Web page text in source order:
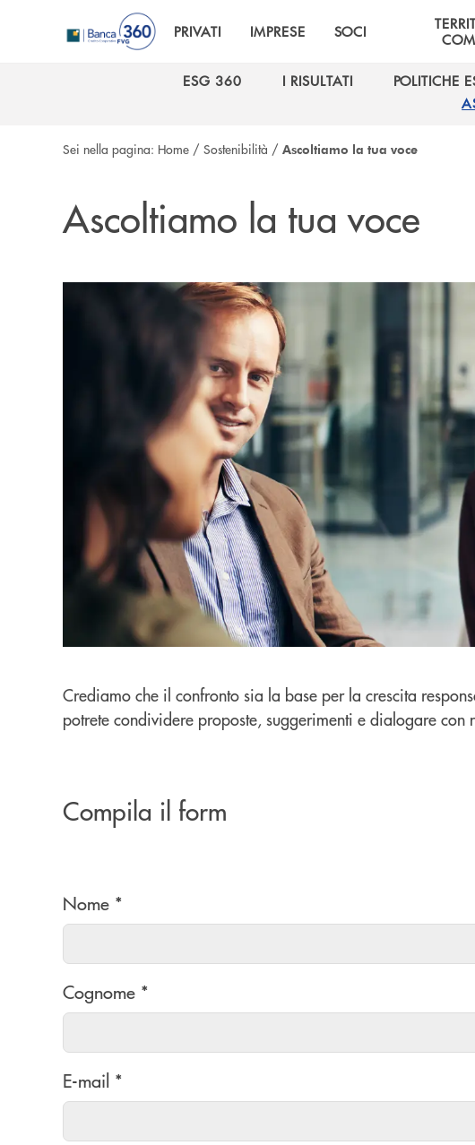
Salta al contenuto principale
PRIVATI IMPRESE SOCI
ESG 360
I RISULTATI
POLITICHE
POLITICHE
Sei nella pagina: Home / Sostenibilità / Ascoltiamo la tua voce
Ascoltiamo la tua voce
Crediamo che il confronto sia la base per la crescita
potrete condividere proposte, suggerimenti e dialogare
Compila il form
Nome *
Cognome *
E-mail *